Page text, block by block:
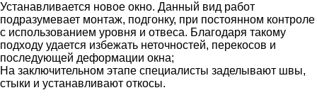
Устанавливается новое окно. Данный вид работ
подразумевает монтаж, подгонку, при постоянном контроле
с использованием уровня и отвеса. Благодаря такому
подходу удается избежать неточностей, перекосов и
последующей деформации окна;
На заключительном этапе специалисты заделывают швы,
стыки и устанавливают откосы.